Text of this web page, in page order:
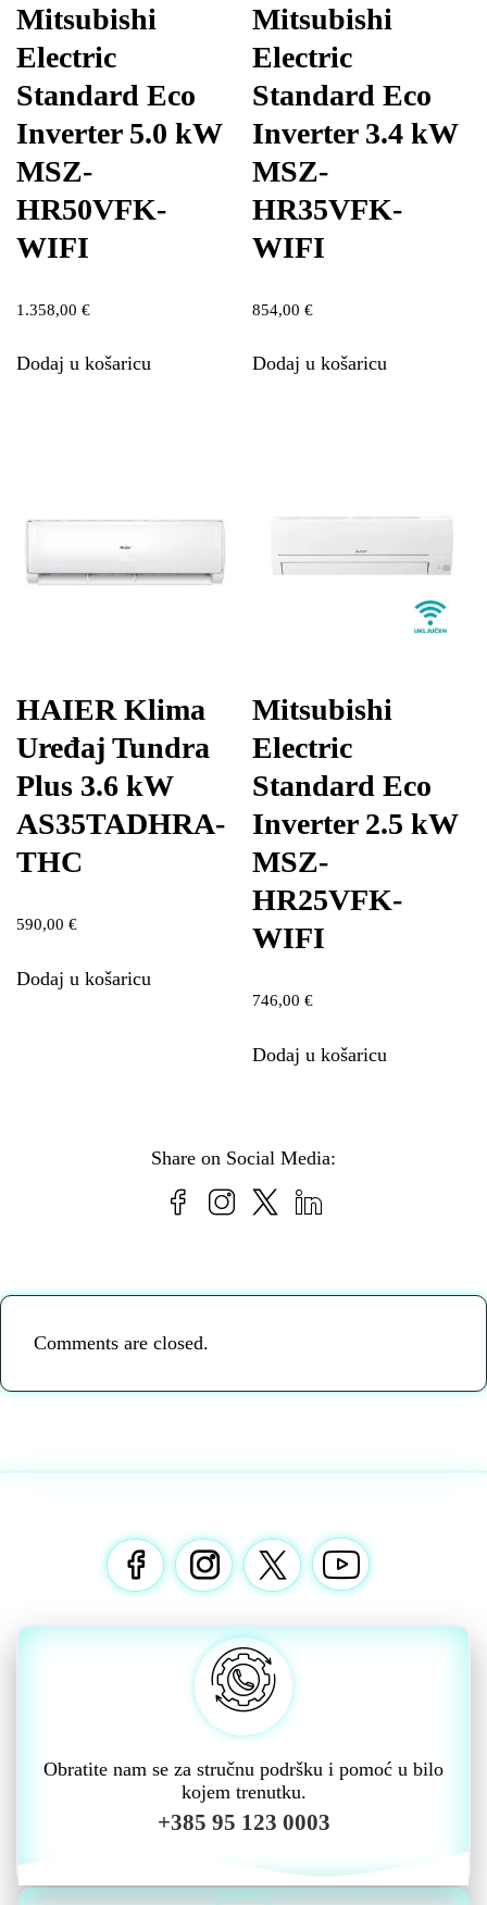
Mitsubishi
Electric
Standard Eco
Inverter 5.0 kW
MSZ-
HR50VFK-
WIFI
1.358,00 €
Dodaj u košaricu
Mitsubishi
Electric
Standard Eco
Inverter 3.4 kW
MSZ-
HR35VFK-
WIFI
854,00€
Dodaj u košaricu
HAIER Klima
Uređaj Tundra
Plus 3.6 kW
AS35TADHRA-
THC
590,00 €
Dodaj u košaricu
Mitsubishi
Electric
Standard Eco
Inverter 2.5 kW
MSZ-
HR25VFK-
WIFI
746,00€
Dodaj u košaricu
Share on Social Media:
Comments are closed.
Obratite nam se za stručnu podršku i pomoć u bilo
kojem trenutku.
+385 95 123 0003